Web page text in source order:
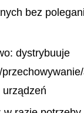
bez
dystrybuuje